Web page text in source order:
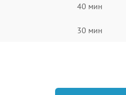
40 мин
30 мин